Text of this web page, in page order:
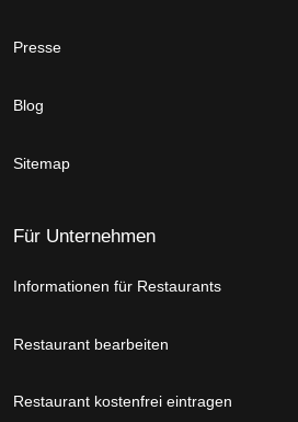
Presse
Blog
Sitemap
Für Unternehmen
Informationen für Restaurants
Restaurant bearbeiten
Restaurant kostenfrei eintragen